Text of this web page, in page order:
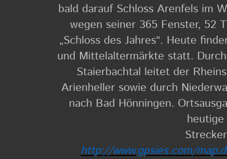
bald darauf Schloss Arenfels im
wegen seiner 365 Fenster, 52
„Schloss des Jahres“. Heute
und Mittelaltermärkte statt.
Staierbachtal leitet der
Arienheller sowie durch
nach Bad Hönningen.
heutige
http://www.gpsies.com/